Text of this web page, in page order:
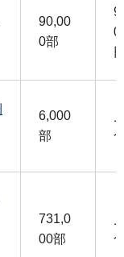
90,00
0部
6,000
部
731,0
00部